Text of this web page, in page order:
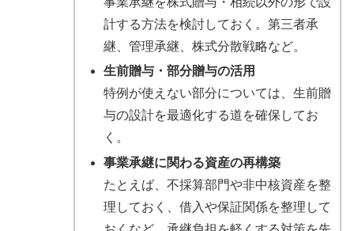
計する方法を検討しておく。第三者承
継、管理承継、株式分散戦略など。
生前贈与・部分贈与の活用
特例が使えない部分については、生前贈
与の設計を最適化する道を確保してお
く。
事業承継に関わる資産の再構築
たとえば、不採算部門や非中核資産を整
理しておく、借入や保証関係を整理して